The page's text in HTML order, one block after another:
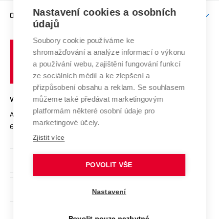
E-přihláška
Doktorské studium
Podpora podnikání
Mezinárodní vědecká rada
Systém zajišťování kvality výzkumu
Výzkumné infrastruktury
Transfer znalostí
Open Science
Projekty
Projekty ze strukturálních fondů
Specifický výzkum
Firemní spolupráce
Zahraniční spolupráce
Spolupráce se školami
Mezinárodní dohody
Univerzitní sítě
O UNIVERZITĚ
Profil univerzity
Udržitelná univerzita
Podnikavá univerzita / ContriBUTe
Bezpečná univerzita
Vyznamenání
Organizační struktura
Ochrana osobních údajů
odkaz)
učení
technické
Brně
VYSOKÉ UČENÍ TECHNICKÉ V BRNĚ
Antonínská 548/1
602 00 Brno
www.vut.cz
vut@vutbr.cz
Nastavení cookies a osobních
údajů
Soubory cookie používáme ke
shromažďování a analýze informací o výkonu
a používání webu, zajištění fungování funkcí
ze sociálních médií a ke zlepšení a
přizpůsobení obsahu a reklam. Se souhlasem
můžeme také předávat marketingovým
platformám některé osobní údaje pro
marketingové účely.
Zjistit více
POVOLIT VŠE
Nastavení